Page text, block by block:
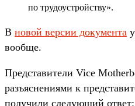
по трудоустройству».
В новой версии документа
вообще.
Представители Vice
разъяснениями к
получили следующий ответ: